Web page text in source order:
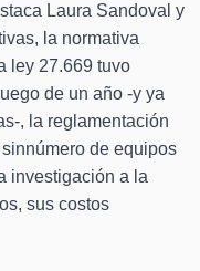
Laura Sandoval y
la normativa
ley 27.669 tuvo
de un año -y ya
, la reglamentación
de equipos
investigación a la
sus costos